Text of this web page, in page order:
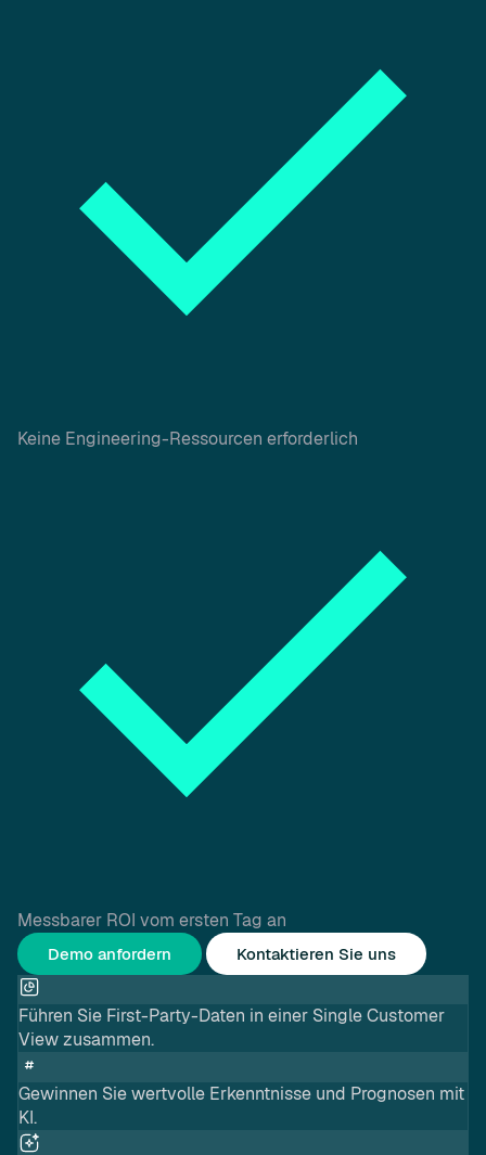
Keine Engineering-Ressourcen erforderlich
Messbarer ROI vom ersten Tag an
Demo anfordern Kontaktieren Sie uns
Führen Sie First-Party-Daten in einer Single Customer
View zusammen.
Gewinnen Sie wertvolle Erkenntnisse und Prognosen mit
KI.